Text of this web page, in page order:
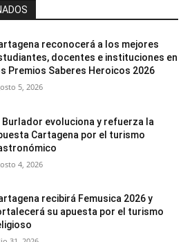
reconocerá a los mejores
docentes e instituciones en
Premios Saberes Heroicos 2026
5, 2026
Burlador evoluciona y refuerza la
Cartagena por el turismo
4, 2026
recibirá Femusica 2026 y
su apuesta por el turismo